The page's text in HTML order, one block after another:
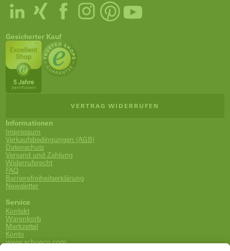
Gesicherter Kauf
VERTRAG WIDERRUFEN
Informationen
Impressum
Verkaufsbedingungen (AGB)
Datenschutz
Versand und Zahlung
Widerrufsrecht
FAQ
Barrierefreiheitserklärung
Newsletter
Service
Kontakt
Warenkorb
Merkzettel
Konto
www.schueco.com